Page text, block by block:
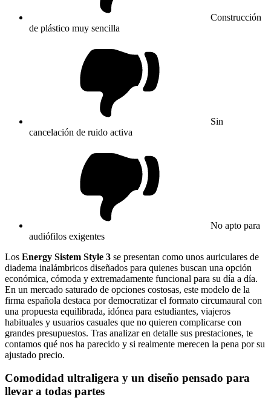
Construcción
de plástico muy sencilla
Sin
cancelación de ruido activa
No apto para
audiófilos exigentes
Los Energy Sistem Style 3 se presentan como unos auriculares de
diadema inalámbricos diseñados para quienes buscan una opción
económica, cómoda y extremadamente funcional para su día a día.
En un mercado saturado de opciones costosas, este modelo de la
firma española destaca por democratizar el formato circumaural con
una propuesta equilibrada, idónea para estudiantes, viajeros
habituales y usuarios casuales que no quieren complicarse con
grandes presupuestos. Tras analizar en detalle sus prestaciones, te
contamos qué nos ha parecido y si realmente merecen la pena por su
ajustado precio.
Comodidad ultraligera y un diseño pensado para
llevar a todas partes